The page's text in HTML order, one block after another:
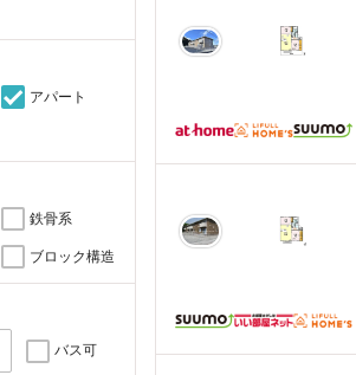
アパート
鉄骨系
ブロック構造
バス可